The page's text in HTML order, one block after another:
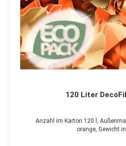
120 Liter
Anzahl im Karton 120 l,
orange, Gewicht